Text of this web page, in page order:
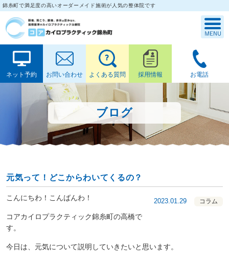
錦糸町で満足度の高いオーダーメイド施術が人気の整体院です
ネット予約 お問い合わせ よくある質問 採用情報 お電話
ブログ
元気って！どこからわいてくるの？
2023.01.29 コラム
こんにちわ！こんばんわ！
コアカイロプラクティック錦糸町の高橋で
す。
今日は、元気について説明していきたいと思います。